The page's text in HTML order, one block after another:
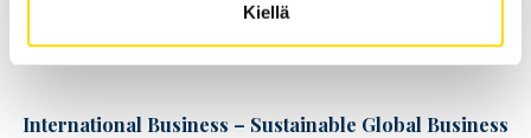
Kiellä
International Business – Sustainable Global Business